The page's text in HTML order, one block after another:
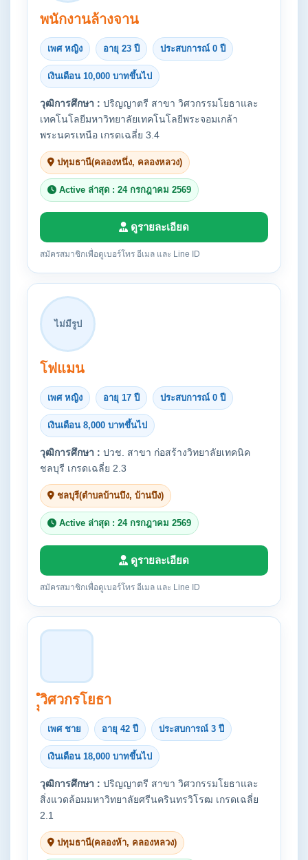
พนักงานล้างจาน
เพศ หญิง อายุ 23 ปี ประสบการณ์ 0 ปี
เงินเดือน 10,000 บาทขึ้นไป
วุฒิการศึกษา : ปริญญาตรี สาขา วิศวกรรมโยธาและ
เทคโนโลยีมหาวิทยาลัยเทคโนโลยีพระจอมเกล้า
พระนครเหนือ เกรดเฉลี่ย 3.4
ปทุมธานี(คลองหนึ่ง, คลองหลวง)
Active ล่าสุด : 24 กรกฎาคม 2569
ดูรายละเอียด
สมัครสมาชิกเพื่อดูเบอร์โทร อีเมล และ Line ID
ไม่มีรูป
โฟแมน
เพศ หญิง อายุ 17 ปี ประสบการณ์ 0 ปี
เงินเดือน 8,000 บาทขึ้นไป
วุฒิการศึกษา : ปวช. สาขา ก่อสร้างวิทยาลัยเทคนิค
ชลบุรี เกรดเฉลี่ย 2.3
ชลบุรี(ตำบลบ้านบึง, บ้านบึง)
Active ล่าสุด : 24 กรกฎาคม 2569
ดูรายละเอียด
สมัครสมาชิกเพื่อดูเบอร์โทร อีเมล และ Line ID
ํุํุวิศวกรโยธา
เพศ ชาย อายุ 42 ปี ประสบการณ์ 3 ปี
เงินเดือน 18,000 บาทขึ้นไป
วุฒิการศึกษา : ปริญญาตรี สาขา วิศวกรรมโยธาและ
สิ่งแวดล้อมมหาวิทยาลัยศรีนครินทรวิโรฒ เกรดเฉลี่ย
2.1
ปทุมธานี(คลองห้า, คลองหลวง)